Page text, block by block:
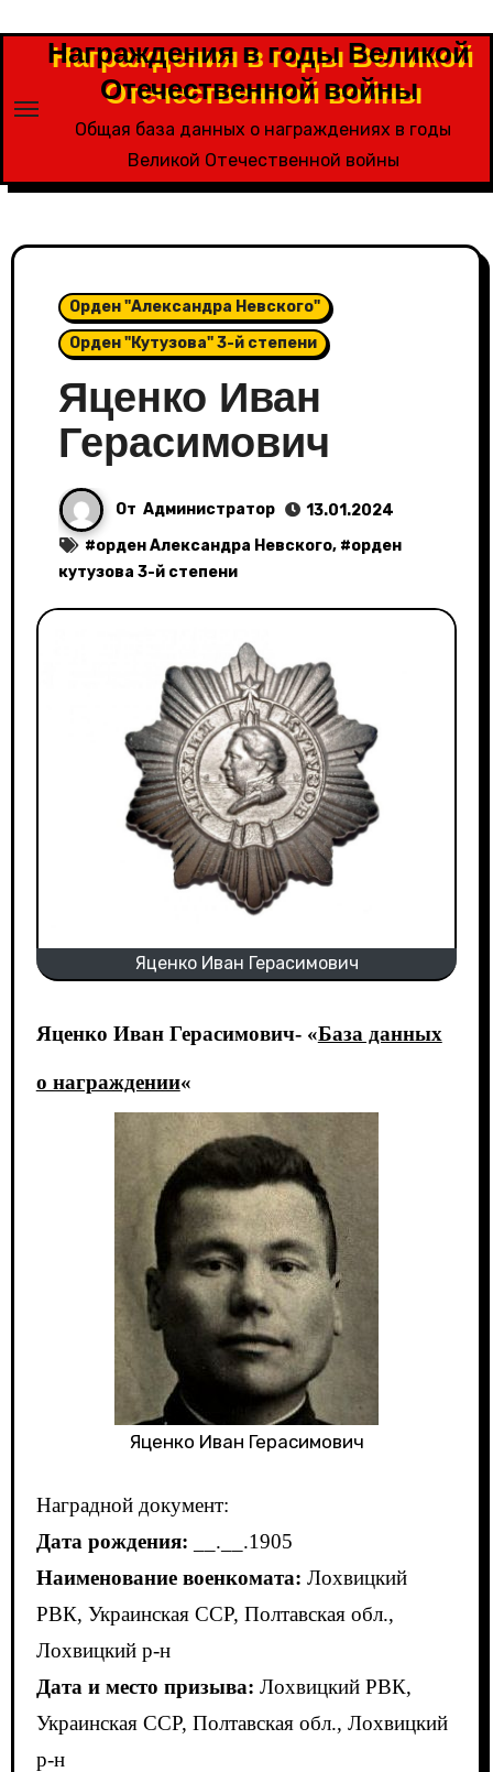
содержимому
Награждения в годы Великой
Отечественной войны
Общая база данных о награждениях в годы
Великой Отечественной войны
Орден "Александра Невского"
Орден "Кутузова" 3-й степени
Яценко Иван
Герасимович
От Администратор
13.01.2024
#орден Александра Невского, #орден
кутузова 3-й степени
Яценко Иван Герасимович
Яценко Иван Герасимович- «База данных
о награждении«
Яценко Иван Герасимович
Наградной документ:
Дата рождения: __.__.1905
Наименование военкомата: Лохвицкий
РВК, Украинская ССР, Полтавская обл.,
Лохвицкий р-н
Дата и место призыва: Лохвицкий РВК,
Украинская ССР, Полтавская обл., Лохвицкий
р-н